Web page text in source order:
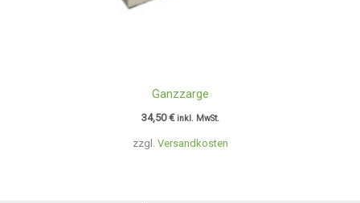
zzgl. Versandkosten
Ganzzarge
34,50€ inkl. MwSt.